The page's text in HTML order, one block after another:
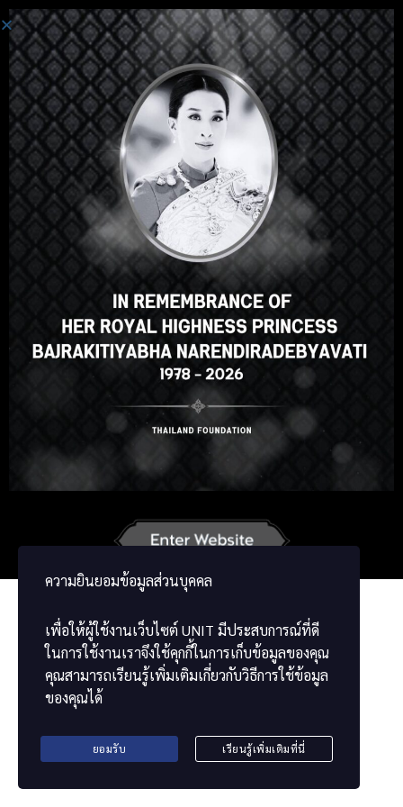
เข้าสู่ระบบ
Hey there, great course, right?
Do you like this course?
ENROLL COURSE
ความยินยอมข้อมูลส่วนบุคคล
เพื่อให้ผู้ใช้งานเว็บไซต์ UNIT มีประสบการณ์ที่ดี
ในการใช้งานเราจึงใช้คุกกี้ในการเก็บข้อมูลของคุณ
คุณสามารถเรียนรู้เพิ่มเติมเกี่ยวกับวิธีการใช้ข้อมูล
ของคุณได้
ยอมรับ เรียนรู้เพิ่มเติมที่นี่
Select your language
English Russian
Japanese German
Chinese
ខ្មែរ